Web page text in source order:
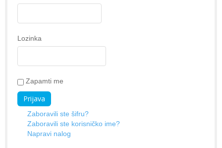
Lozinka
Zapamti me
Zaboravili ste šifru?
Zaboravili ste korisničko ime?
Napravi nalog